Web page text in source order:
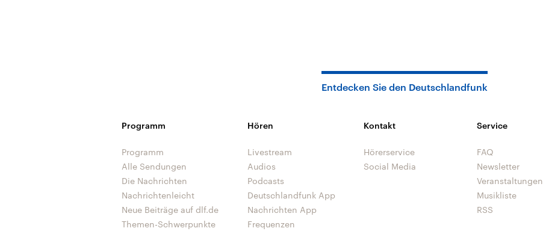
Entdecken Sie den Deutschlandfunk
Programm
Programm
Alle Sendungen
Die Nachrichten
Nachrichtenleicht
Neue Beiträge auf dlf.de
Themen-Schwerpunkte
Hören
Livestream
Audios
Podcasts
Deutschlandfunk App
Nachrichten App
Frequenzen
Kontakt
Hörerservice
Social Media
Service
FAQ
Newsletter
Veranstaltungen
Musikliste
RSS